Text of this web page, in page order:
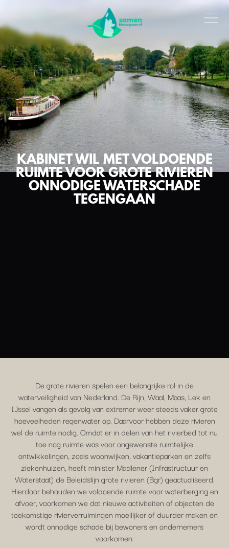
KABINET WIL MET VOLDOENDE
RUIMTE VOOR GROTE RIVIEREN
ONNODIGE WATERSCHADE
TEGENGAAN
De grote rivieren spelen een belangrijke rol in de
waterveiligheid van Nederland. De Rijn, Waal, Maas, Lek en
IJssel vangen als gevolg van extremer weer steeds vaker grote
hoeveelheden regenwater op. Daarvoor hebben deze rivieren
wel de ruimte nodig. Omdat er in delen van het rivierbed tot nu
toe nog ruimte was voor ongewenste ruimtelijke
ontwikkelingen, zoals woonwijken, vakantieparken en zelfs
ziekenhuizen, heeft minister Madlener (Infrastructuur en
Waterstaat) de Beleidslijn grote rivieren (Bgr) geactualiseerd.
Hierdoor behouden we voldoende ruimte voor waterberging en
afvoer, voorkomen we dat nieuwe activiteiten of objecten de
toekomstige rivierverruimingen moeilijker of duurder maken en
wordt onnodige schade bij bewoners en ondernemers
voorkomen.